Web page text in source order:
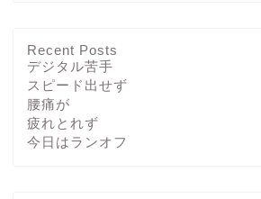
Recent Posts
デジタル苦手
スピード出せず
腰痛が
疲れとれず
今日はランオフ